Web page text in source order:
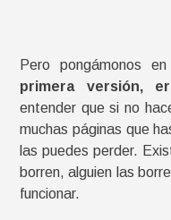
Pero pongámonos
primera versión,
entender que si no
muchas páginas que
las puedes perder.
borren, alguien las
funcionar.